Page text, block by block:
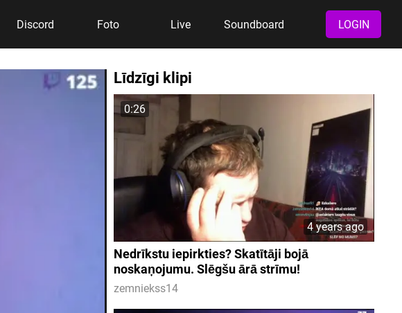
Discord Foto Live Soundboard LOGIN
Līdzīgi klipi
0:26
4 years ago
Nedrīkstu iepirkties? Skatītāji bojā
noskaņojumu. Slēgšu ārā strīmu!
zemniekss14